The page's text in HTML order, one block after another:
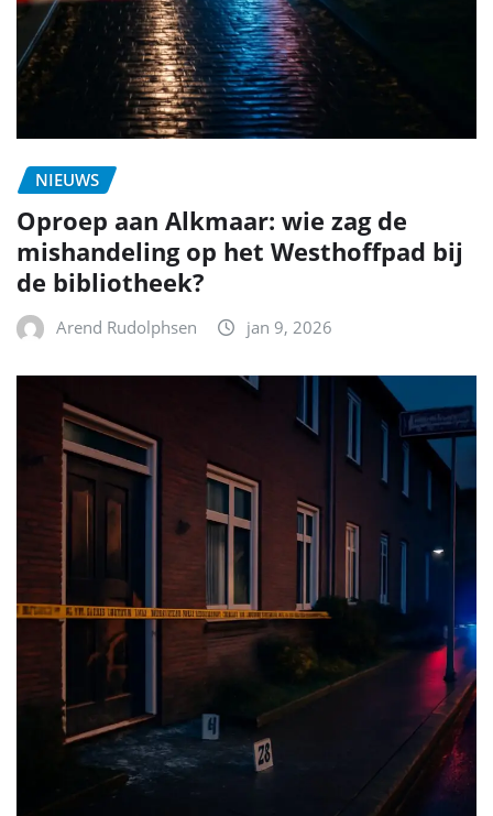
NIEUWS
Oproep aan Alkmaar: wie zag de
mishandeling op het Westhoffpad bij
de bibliotheek?
Arend Rudolphsen jan 9, 2026